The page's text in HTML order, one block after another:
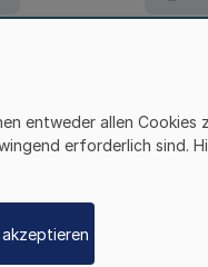
von
–
21.07.2026
des Online-
entweder allen Cookies
erforderlich sind.